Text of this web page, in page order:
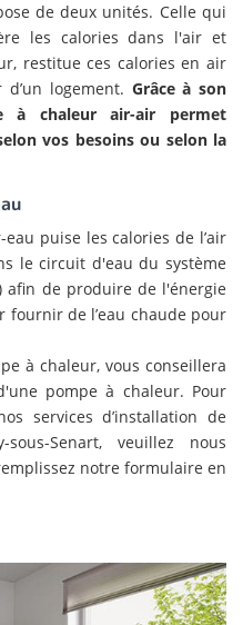
de deux unités. Celle qui
les calories dans l'air et
restitue ces calories en air
logement. Grâce à son
à chaleur air-air permet
vos besoins ou selon la
puise les calories de l’air
le circuit d'eau du système
afin de produire de l'énergie
de l’eau chaude pour
à chaleur, vous conseillera
pompe à chaleur. Pour
services d’installation de
Senart, veuillez nous
notre formulaire en